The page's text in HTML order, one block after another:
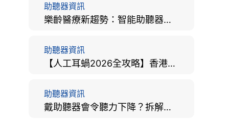
助聽器資訊
樂齡醫療新趨勢：智能助聽器結合 AI 眼底相機，如何全方位守護長者健康？
助聽器資訊
【人工耳蝸2026全攻略】香港手術費用、原理與副作用評估！
助聽器資訊
戴助聽器會令聽力下降？拆解越戴越聾迷思與聽覺剝奪真相